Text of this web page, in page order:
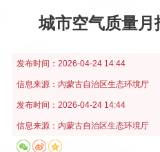
气质量城市空气质量月
发布时间： 2026-04-24 14:44
信息来源： 内蒙古自治区生态环境厅
发布时间： 2026-04-24 14:44
信息来源： 内蒙古自治区生态环境厅